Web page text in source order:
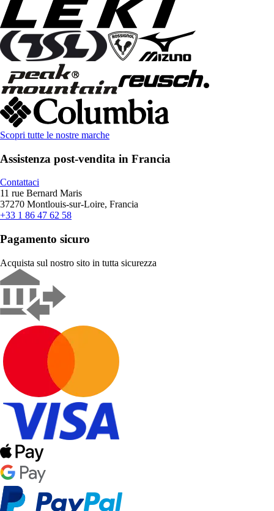
Scopri tutte le nostre marche
Assistenza post-vendita in Francia
Contattaci
11 rue Bernard Maris
37270 Montlouis-sur-Loire, Francia
+33 1 86 47 62 58
Pagamento sicuro
Acquista sul nostro sito in tutta sicurezza